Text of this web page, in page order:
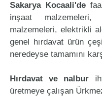
Sakarya Kocaali'de
inşaat malzemeleri,
malzemeleri, elektrikli
genel hırdavat ürün
neredeyse tamamını
Hırdavat ve nalbur
üretmeye çalışan